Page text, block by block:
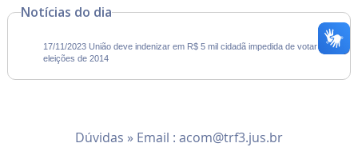
Notícias do dia
17/11/2023 União deve indenizar em R$ 5 mil cidadã impedida de votar nas
eleições de 2014
Dúvidas » Email : acom@trf3.jus.br